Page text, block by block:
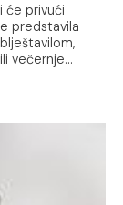
će privući
predstavila
večernje...